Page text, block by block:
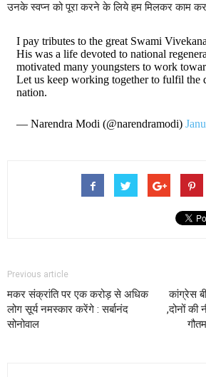
उनके स्वप्न को पूरा करने के लिये हम मिलकर काम
I pay tributes to the great Swami
His was a life devoted to national
motivated many youngsters to work
Let us keep working together to fulfil the
nation.
— Narendra Modi (@narendramodi)
Previous article
मकर संक्रांति पर एक करोड़ से अधिक
लोग सूर्य नमस्कार करेंगे : सर्बानंद
सोनोवाल
कांग्रेस
,दोनों की